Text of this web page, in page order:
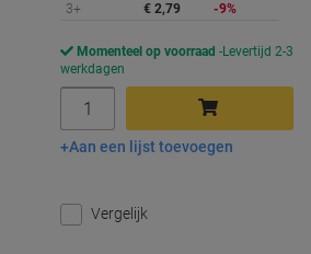
3+
€ 2,79 -9%
Momenteel op voorraad
Levertijd 2-3
werkdagen
In winkelwagen
Aan een lijst toevoegen
Vergelijk